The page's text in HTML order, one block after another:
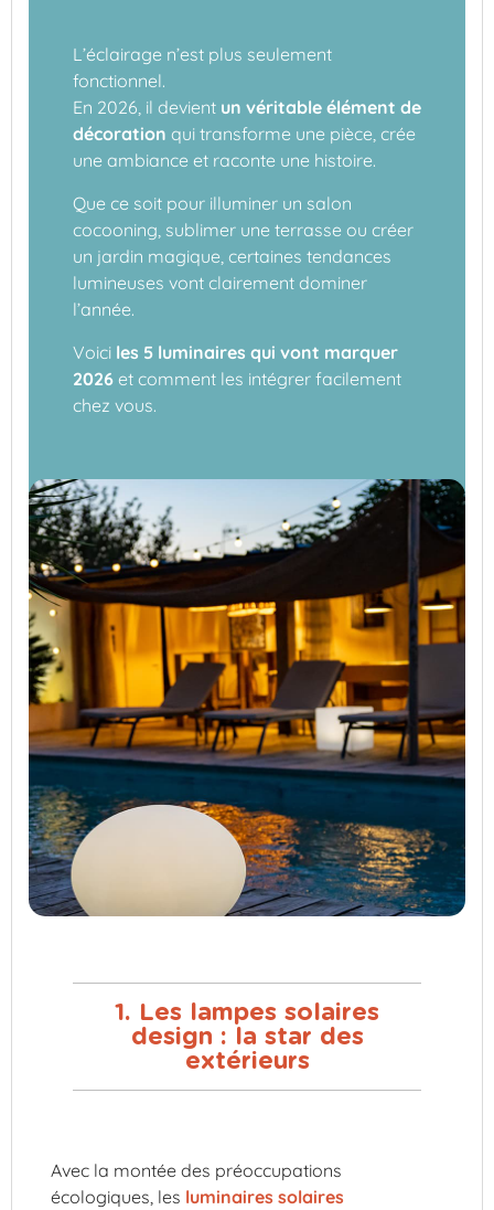
L’éclairage n’est plus seulement
fonctionnel.
En 2026, il devient un véritable élément de
décoration qui transforme une pièce, crée
une ambiance et raconte une histoire.
Que ce soit pour illuminer un salon
cocooning, sublimer une terrasse ou créer
un jardin magique, certaines tendances
lumineuses vont clairement dominer
l’année.
Voici les 5 luminaires qui vont marquer
2026 et comment les intégrer facilement
chez vous.
1. Les lampes solaires
design : la star des
extérieurs
Avec la montée des préoccupations
écologiques, les luminaires solaires